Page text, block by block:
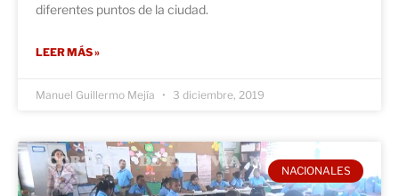
diferentes puntos de la ciudad.
LEER MÁS »
Manuel Guillermo Mejía 3 diciembre, 2019
NACIONALES